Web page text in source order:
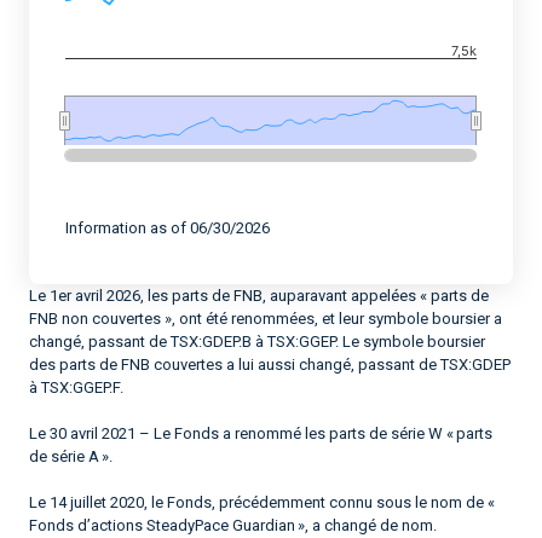
7,5k
Information as of 06/30/2026
Le 1er avril 2026, les parts de FNB, auparavant appelées « parts de
FNB non couvertes », ont été renommées, et leur symbole boursier a
changé, passant de TSX:GDEP.B à TSX:GGEP. Le symbole boursier
des parts de FNB couvertes a lui aussi changé, passant de TSX:GDEP
à TSX:GGEP.F.
Le 30 avril 2021 – Le Fonds a renommé les parts de série W « parts
de série A ».
Le 14 juillet 2020, le Fonds, précédemment connu sous le nom de «
Fonds d’actions SteadyPace Guardian », a changé de nom.